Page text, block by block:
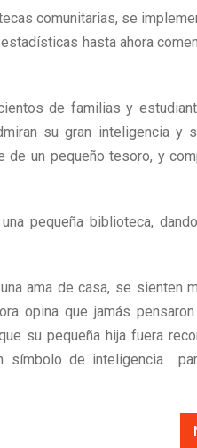
comunitarias, se
hasta ahora
de familias y
su gran inteligencia y
un pequeño tesoro, y
pequeña biblioteca,
ama de casa, se sienten
opina que jamás
su pequeña hija fuera
símbolo de inteligencia